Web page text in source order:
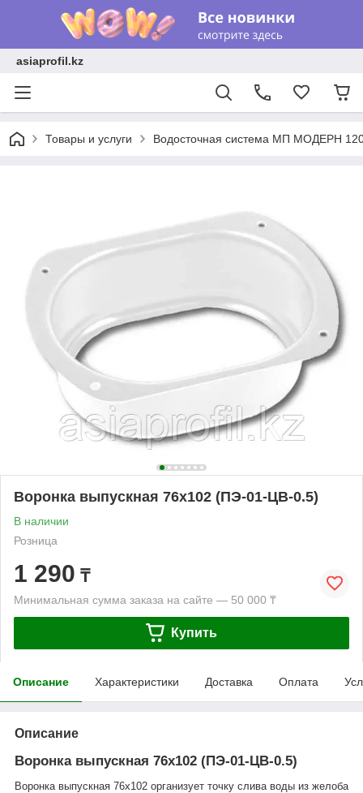
asiaprofil.kz
Товары и услуги Водосточная система МП МОДЕРН
Воронка выпускная 76х102 (ПЭ-01-ЦВ-0.5)
В наличии
Розница
1 290 ₸
Минимальная сумма заказа на сайте — 50 000 ₸
Купить
Описание Характеристики Доставка Оплата
Описание
Воронка выпускная 76х102 (ПЭ-01-ЦВ-0.5)
Воронка выпускная 76х102 организует точку слива воды из желоба